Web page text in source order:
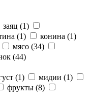
заяц (1)
(1) конина (1)
мясо (34)
(44)
(1) мидии (1)
фрукты (8)